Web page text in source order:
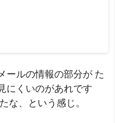
ールの情報の部分が た
にくいのがあれです
な、という感じ。